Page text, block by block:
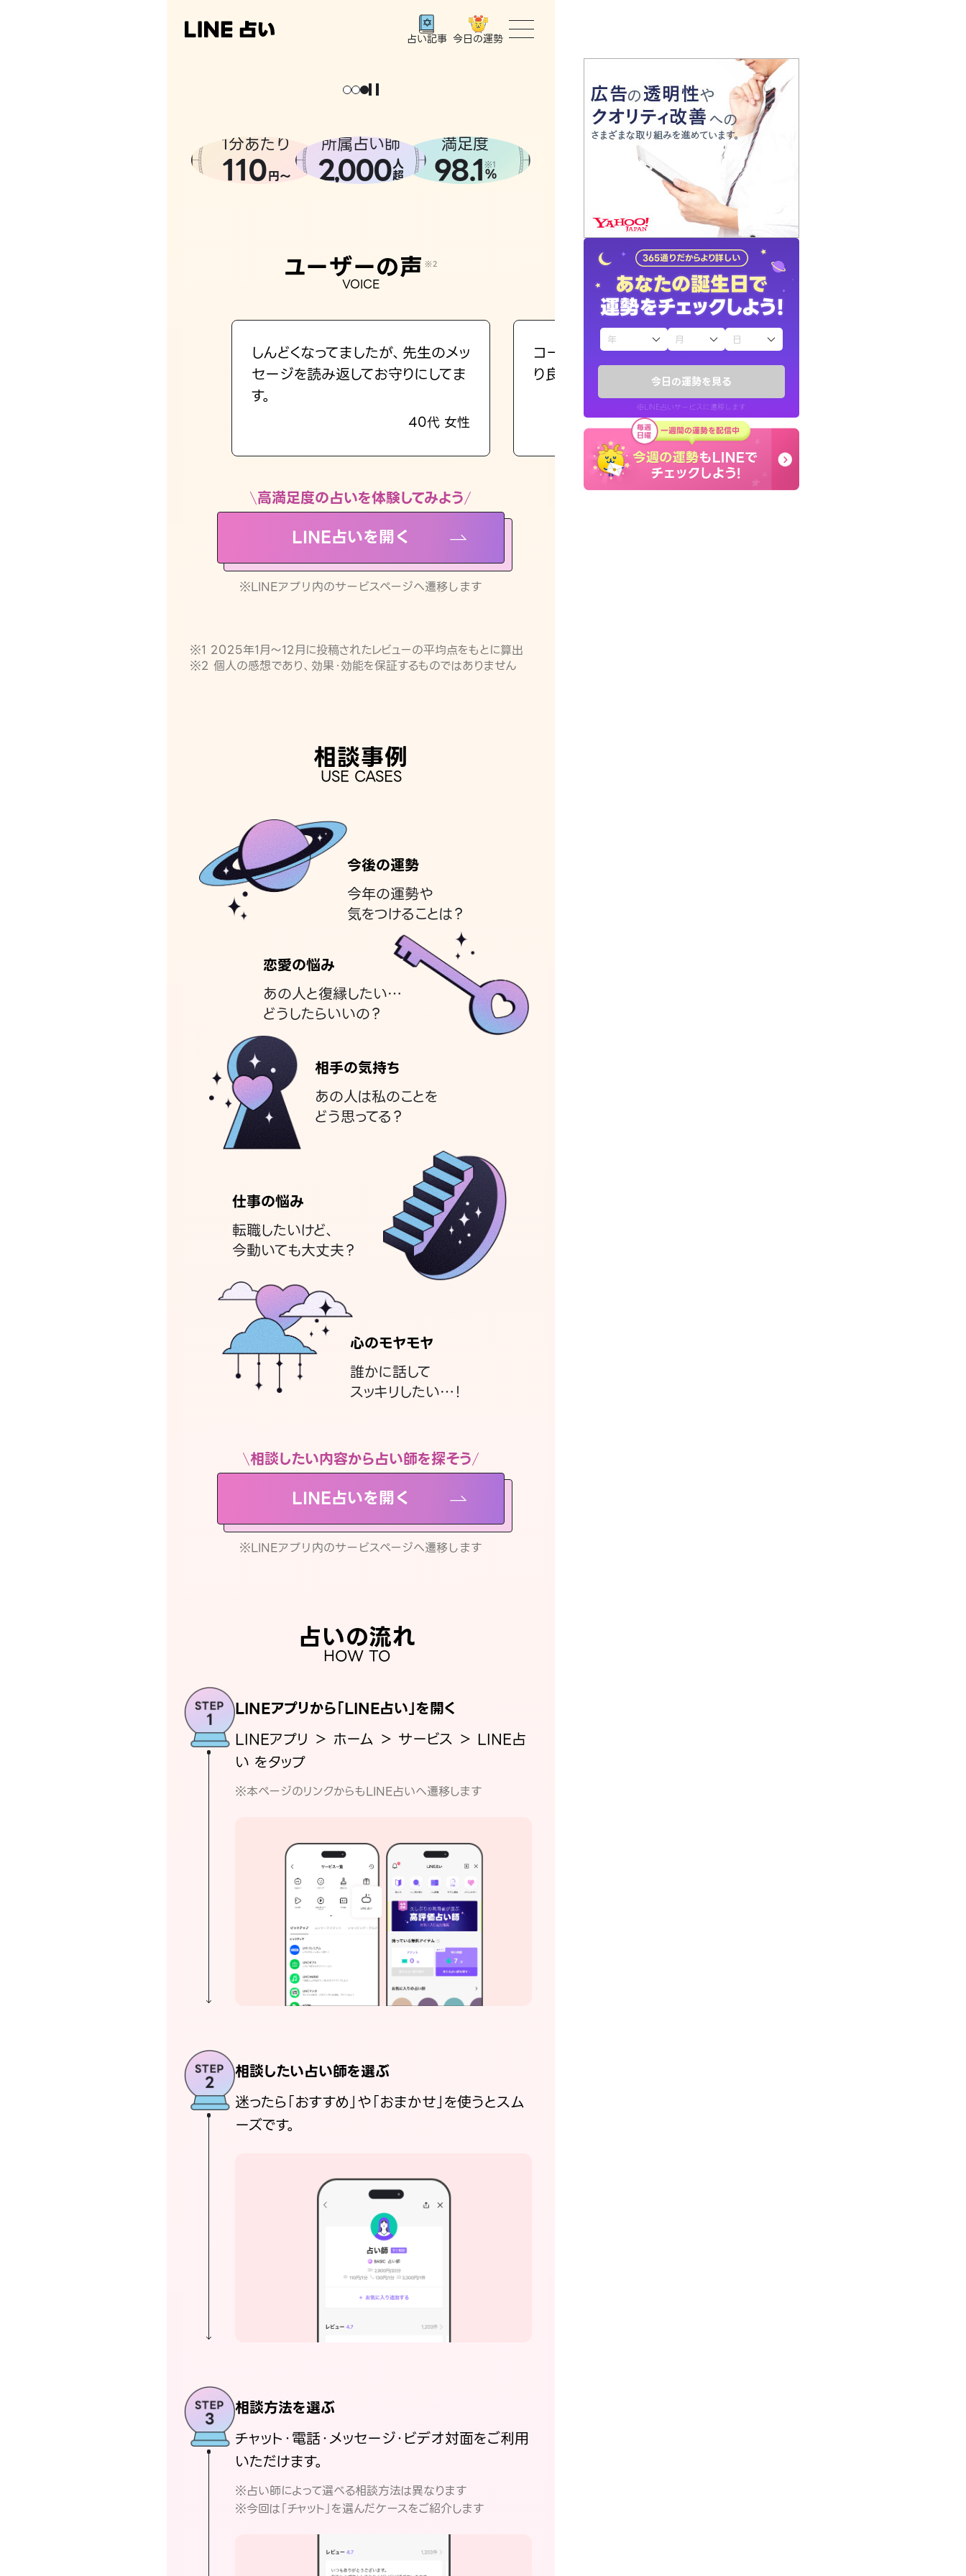
今日の運勢を見る
※LINE占いサービスに遷移します
占い記事 今日の運勢
トップ
ユーザーの声
占いの流れ
おすすめの占い師
よくある質問
えもじの子（占）12星座占い
お知らせ
。
1分あたり
110円〜
所属占い師
2,000人
超
満足度
98.1 ※1
%
ユーザーの声 ※2
VOICE
しんどくなってましたが、先生のメッ
セージを読み返してお守りにしてま
す。
40代 女性
コーチのように占い結果を通してよ
り良くなる指針を提示してくれます。
30代 男性
高満足度の占いを体験してみよう
LINE占いを開く
※LINEアプリ内のサービスページへ遷移します
※1 2025年1月〜12月に投稿されたレビューの平均点をもとに算出
※2 個人の感想であり、効果・効能を保証するものではありません
相談事例
USE CASES
今後の運勢
今年の運勢や
気をつけることは？
恋愛の悩み
あの人と復縁したい…
どうしたらいいの？
相手の気持ち
あの人は私のことを
どう思ってる？
仕事の悩み
転職したいけど、
今動いても大丈夫？
心のモヤモヤ
誰かに話して
スッキリしたい…！
相談したい内容から占い師を探そう
LINE占いを開く
※LINEアプリ内のサービスページへ遷移します
占いの流れ
HOW TO
LINEアプリから「LINE占い」を開く
LINEアプリ ＞ ホーム ＞ サービス ＞ LINE占
い をタップ
※本ページのリンクからもLINE占いへ遷移します
相談したい占い師を選ぶ
迷ったら「おすすめ」や「おまかせ」を使うとスム
ーズです。
相談方法を選ぶ
チャット・電話・メッセージ・ビデオ対面をご利用
いただけます。
※占い師によって選べる相談方法は異なります
※今回は「チャット」を選んだケースをご紹介します